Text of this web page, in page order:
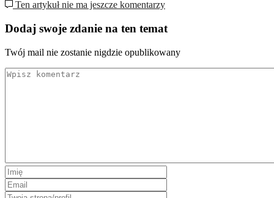
Ten artykuł nie ma jeszcze komentarzy
Dodaj swoje zdanie na ten temat
Twój mail nie zostanie nigdzie opublikowany